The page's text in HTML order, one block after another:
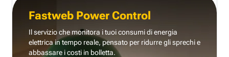
Fastweb Power Control
Il servizio che monitora i tuoi consumi di energia
elettrica in tempo reale, pensato per ridurre gli sprechi e
abbassare i costi in bolletta.